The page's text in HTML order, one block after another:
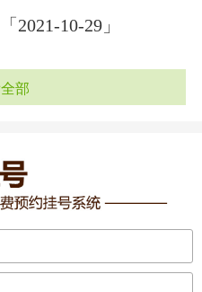
2021-10-29」
部